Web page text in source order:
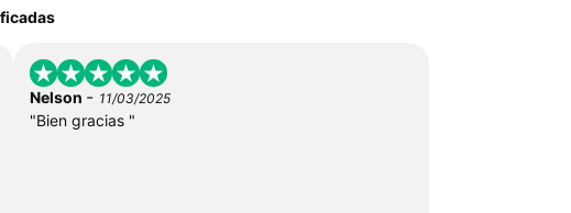
Nelson - 11/03/2025
"Bien gracias "